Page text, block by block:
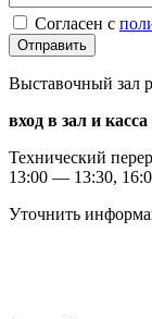
Согласен с
Отправить
Выставочный зал
вход в зал и
Технический
13:00 — 13:30,
Уточнить